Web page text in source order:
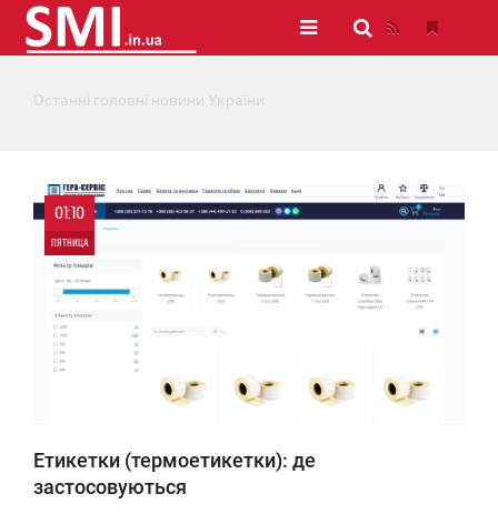
Останні головні новини України
01:10
ПЯТНИЦА
0
219
Етикетки (термоетикетки): де
застосовуються